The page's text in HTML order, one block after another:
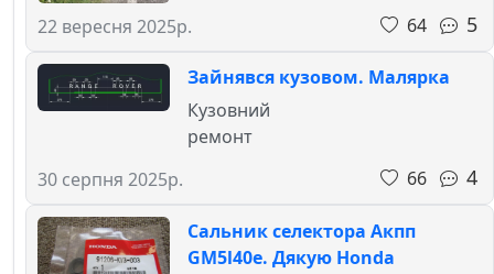
22 вересня 2025р. 64 5
Зайнявся кузовом. Малярка
30 серпня 2025р.
Кузовний
ремонт
66
4
Сальник селектора Акпп
GM5l40e. Дякую Honda